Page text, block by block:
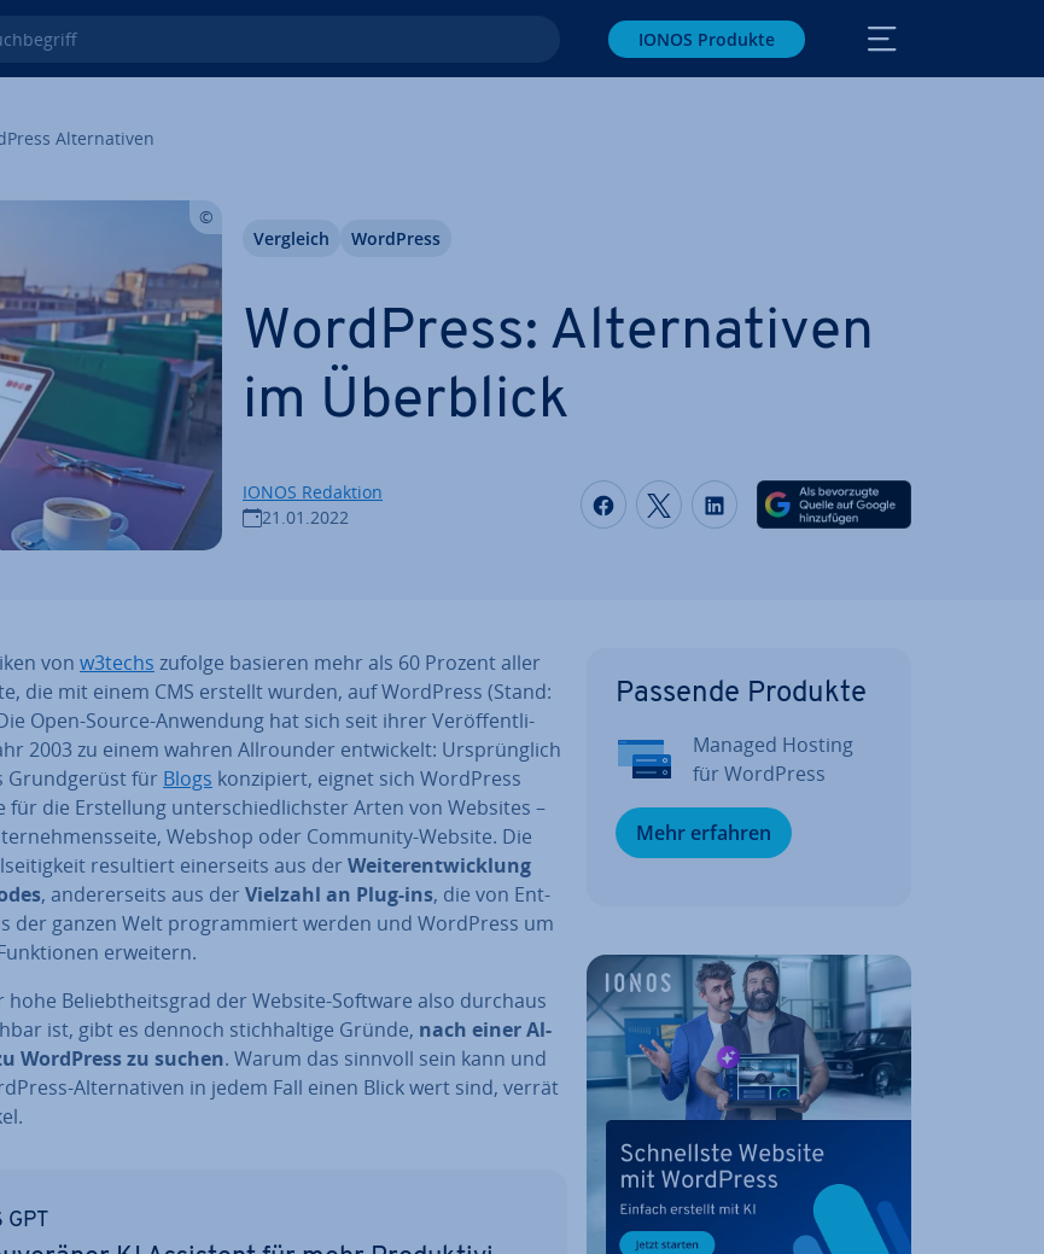
IONOS Produkte
Al­ter­na­ti­ven
WordPress: Al­ter­na­ti­ven
im Überblick
IONOS Redaktion
21.01.2022
Auf Facebook teilen
Auf Twitter teilen
Auf LinkedIn teilen
Vergleich WordPress
von w3techs zufolge basieren mehr als 60 Prozent aller
die mit einem CMS erstellt wurden, auf WordPress (Stand:
Open-Source-Anwendung hat sich seit ihrer Ver­öf­fent­li­
2003 zu einem wahren All­roun­der ent­wi­ckelt: Ur­sprüng­lich
Grund­ge­rüst für Blogs kon­zi­piert, eignet sich WordPress
für die Er­stel­lung un­ter­schied­lichs­ter Arten von Websites –
Webshop oder Community-Website. Die
re­sul­tiert ei­ner­seits aus der Wei­ter­ent­wick­lung
, an­de­rer­seits aus der Vielzahl an Plug-ins, die von Ent­
der ganzen Welt pro­gram­miert werden und WordPress um
erweitern.
hohe Be­liebt­heits­grad der Website-Software also durchaus
ist, gibt es dennoch stich­hal­ti­ge Gründe, nach einer Al­
WordPress zu suchen. Warum das sinnvoll sein kann und
Al­ter­na­ti­ven in jedem Fall einen Blick wert sind, verrät
GPT
Passende Produkte
Managed Hosting
für WordPress
Mehr erfahren